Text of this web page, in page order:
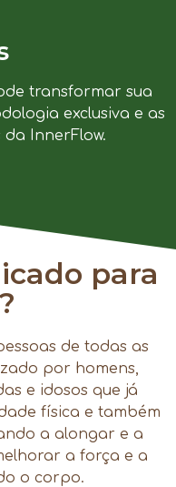
transformar sua
exclusiva e as
InnerFlow.
para
de todas as
por homens,
e idosos que já
física e também
a alongar e a
a força e a
o corpo.